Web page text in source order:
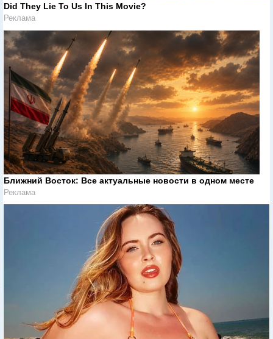
Did They Lie To Us In This Movie?
Реклама
Ближний Восток: Все актуальные новости в одном месте
Реклама